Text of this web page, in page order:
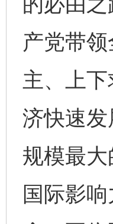
产党带
主、上
济快速
规模最
国际影